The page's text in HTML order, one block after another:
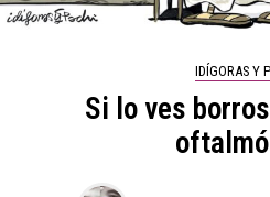
IDÍGORAS Y
Si lo ves